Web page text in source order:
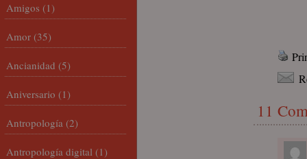
11
Amigos (1)
Amor (35)
Ancianidad (5)
Aniversario (1)
Antropología (2)
Antropología digital (1)